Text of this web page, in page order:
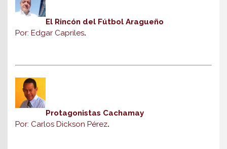
El Rincón del Fútbol Aragueño
Por: Edgar Capriles.
Protagonistas Cachamay
Por: Carlos Dickson Pérez.